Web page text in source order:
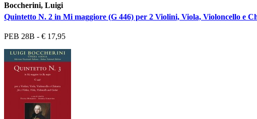
Boccherini, Luigi
Quintetto N. 2 in Mi maggiore (G 446) per 2 Violini, Viola, Violoncello e
PEB 28B - € 17,95